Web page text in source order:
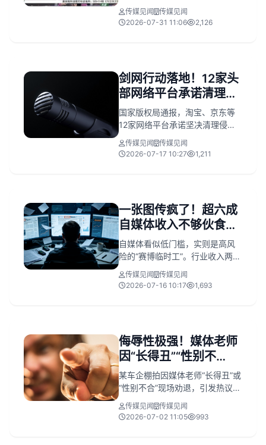
她曾主持《今日关注》等王牌栏
目，未来将重心转向粤语文化传
传媒见闻
传媒见闻
2026-07-31 11:06
2,126
剑网行动落地！12家头
部网络平台承诺清理盗
版书，否则将承担连带
责任
国家版权局通报，淘宝、京东等
12家网络平台承诺坚决清理侵权
盗版出版物。此举系落实“剑网
2026”专项行动，各平台将加强商
传媒见闻
传媒见闻
2026-07-17 10:27
1,211
一张图传疯了！超六成
自媒体收入不够伙食
费？
自媒体看似低门槛，实则是高风
险的“赛博临时工”。行业收入两极
分化严重，超六成创作者月收入
不足1800元。在内容严重过剩与
传媒见闻
传媒见闻
2026-07-16 10:17
1,693
侮辱性极强！媒体老师
因“长得丑”“性别不
合”，被车企拒绝合影
某车企棚拍因媒体老师“长得丑”或
“性别不合”现场劝退，引发热议。
此举涉嫌歧视且缺乏尊重，暴露
主办方不专业。车企若有要求应
传媒见闻
传媒见闻
2026-07-02 11:05
993